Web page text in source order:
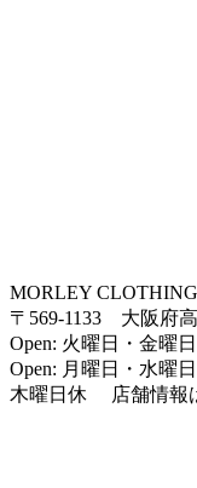
MORLEY
〒569-1133 大阪府
Open: 火曜日・金曜
Open: 月曜日・水曜
木曜日休 店舗情報